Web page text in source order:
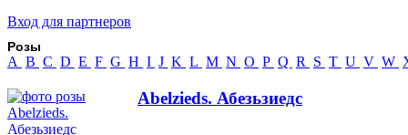
Вход для партнеров
Розы
A B C D E F G H I J K L M N O P Q R S T U V W
Abelzieds. Абезьзиедс